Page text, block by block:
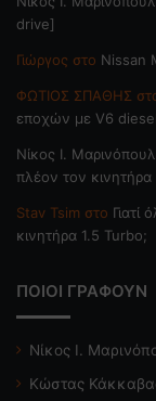
drive]
Γιώργος στο Nissan
ΦΩΤΙΟΣ ΣΠΑΘΗΣ
εποχών με V6 diesel
Nίκος Ι.
πλέον τον κινητήρα
Stav Tsim στο Γιατί
κινητήρα 1.5 Turbo;
ΠΟΙΟΙ ΓΡΑΦΟΥΝ
Νίκος Ι.
Κώστας